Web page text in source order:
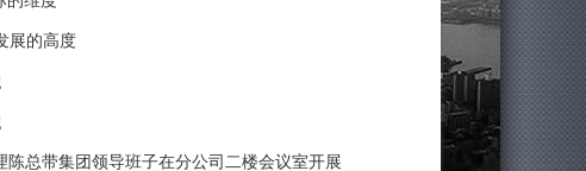
展的高度
总带集团领导班子在分公司二楼会议室开展